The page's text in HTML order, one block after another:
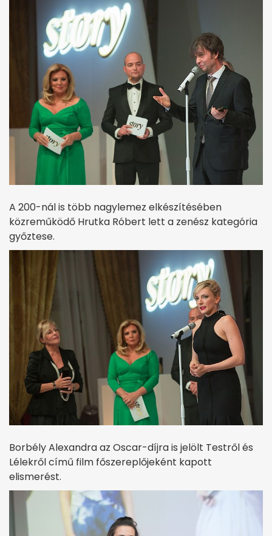
A 200-nál is több nagylemez elkészítésében
közreműködő Hrutka Róbert lett a zenész kategória
győztese.
Borbély Alexandra az Oscar-díjra is jelölt Testről és
Lélekről című film főszereplőjeként kapott
elismerést.